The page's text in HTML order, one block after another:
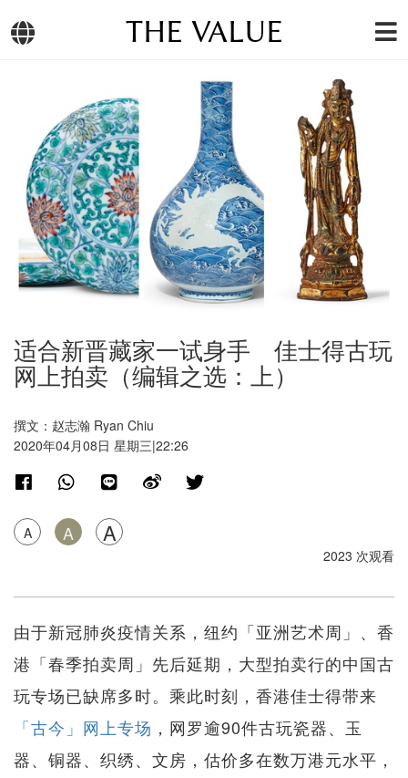
THE VALUE
适合新晋藏家一试身手 佳士得古玩
网上拍卖（编辑之选：上）
撰文：赵志瀚 Ryan Chiu
2020年04月08日 星期三|22:26
A A A
2023 次观看
由于新冠肺炎疫情关系，纽约「亚洲艺术周」、香
港「春季拍卖周」先后延期，大型拍卖行的中国古
玩专场已缺席多时。乘此时刻，香港佳士得带来
「古今」网上专场 ，网罗逾90件古玩瓷器、玉
器、铜器、织绣、文房，估价多在数万港元水平，